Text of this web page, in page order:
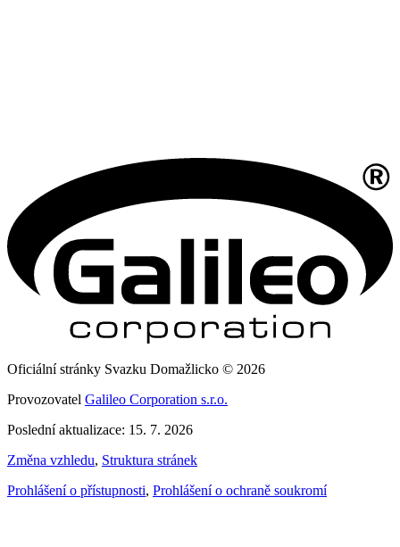
Oficiální stránky Svazku Domažlicko © 2026
Provozovatel Galileo Corporation s.r.o.
Poslední aktualizace: 15. 7. 2026
Změna vzhledu, Struktura stránek
Prohlášení o přístupnosti, Prohlášení o ochraně soukromí